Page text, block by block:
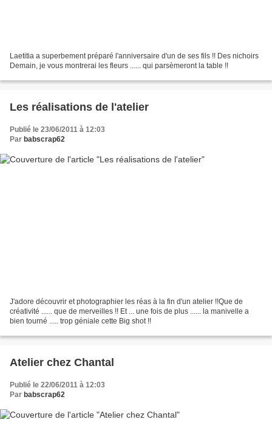
Laetitia a superbement préparé l'anniversaire d'un de ses fils !! Des nichoirs
Demain, je vous montrerai les fleurs ...... qui parsèmeront la table !!
Les réalisations de l'atelier
Publié le 23/06/2011 à 12:03
Par babscrap62
J'adore découvrir et photographier les réas à la fin d'un atelier !!Que de
créativité ...... que de merveilles !! Et ... une fois de plus ...... la manivelle a
bien tourné ..... trop géniale cette Big shot !!
Atelier chez Chantal
Publié le 22/06/2011 à 12:03
Par babscrap62